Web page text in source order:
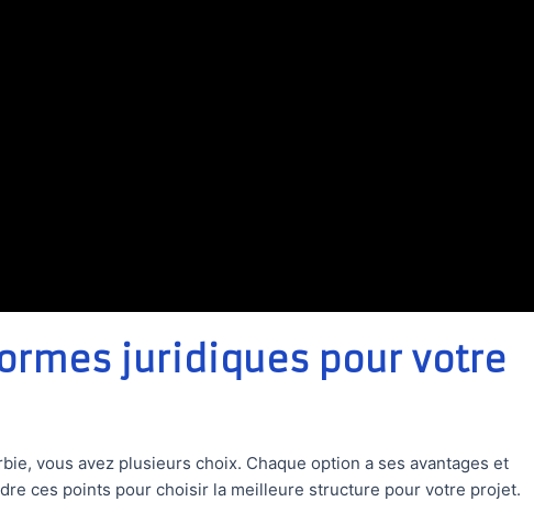
juridiques pour votre
vous avez plusieurs choix. Chaque option a ses avantages et
ces points pour choisir la meilleure structure pour votre projet.